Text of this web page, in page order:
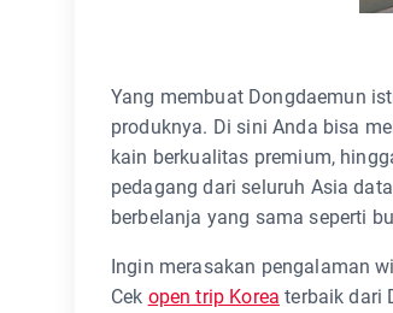
Yang membuat Dongdaemun
produknya. Di sini Anda bisa
kain berkualitas premium,
pedagang dari seluruh Asia
berbelanja yang sama seperti
Ingin merasakan pengalaman
Cek open trip Korea terbaik dari